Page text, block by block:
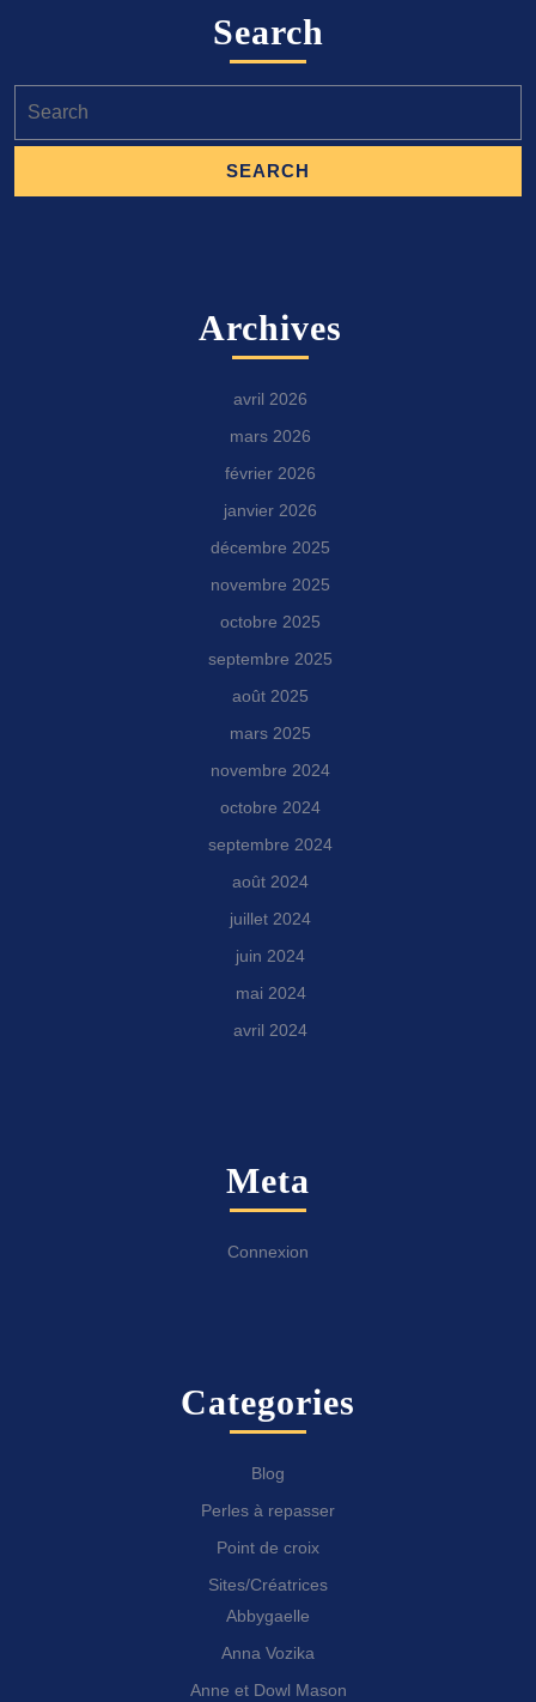
Search
for:
Archives
avril 2026
mars 2026
février 2026
janvier 2026
décembre 2025
novembre 2025
octobre 2025
septembre 2025
août 2025
mars 2025
novembre 2024
octobre 2024
septembre 2024
août 2024
juillet 2024
juin 2024
mai 2024
avril 2024
Meta
Connexion
Categories
Blog
Perles à repasser
Point de croix
Sites/Créatrices
Abbygaelle
Anna Vozika
Anne et Dowl Mason